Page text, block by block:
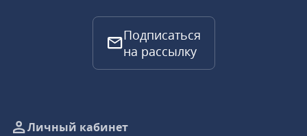
Подписаться
на рассылку
Личный кабинет